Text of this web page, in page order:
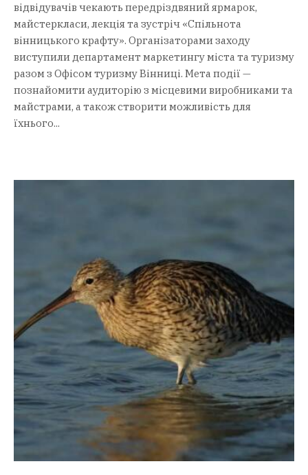
відвідувачів чекають передріздвяний ярмарок,
майстеркласи, лекція та зустріч «Спільнота
вінницького крафту». Організаторами заходу
виступили департамент маркетингу міста та туризму
разом з Офісом туризму Вінниці. Мета події —
познайомити аудиторію з місцевими виробниками та
майстрами, а також створити можливість для
їхнього...